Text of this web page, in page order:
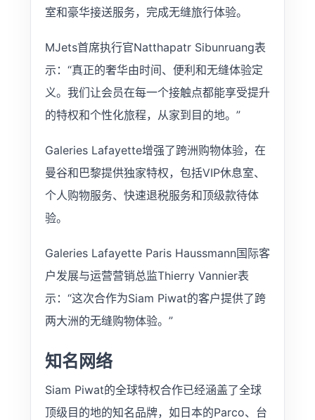
室和豪华接送服务，完成无缝旅行体验。
MJets首席执行官Natthapatr Sibunruang表
示：“真正的奢华由时间、便利和无缝体验定
义。我们让会员在每一个接触点都能享受提升
的特权和个性化旅程，从家到目的地。”
Galeries Lafayette增强了跨洲购物体验，在
曼谷和巴黎提供独家特权，包括VIP休息室、
个人购物服务、快速退税服务和顶级款待体
验。
Galeries Lafayette Paris Haussmann国际客
户发展与运营营销总监Thierry Vannier表
示：“这次合作为Siam Piwat的客户提供了跨
两大洲的无缝购物体验。”
知名网络
Siam Piwat的全球特权合作已经涵盖了全球
顶级目的地的知名品牌，如日本的Parco、台